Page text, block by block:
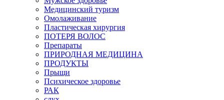
Медицинский туризм
Омолаживание
Пластическая хирургия
ПОТЕРЯ ВОЛОС
Препараты
ПРИРОДНАЯ МЕДИЦИНА
ПРОДУКТЫ
Прыщи
Психическое здоровье
РАК